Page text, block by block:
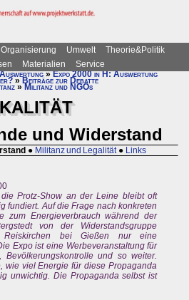
Organisierung Umwelt
Theorie&Politik
Materialien
Service
»Expo 2000 in H: Auswertung
» Beiträge zur Debatte
» Militanz und NGOs
und Widerstand
● Militanz und Legalität ● Links
Protz-Show an der Leine bleibt oft
fundiert. Auf die Frage nach konkreten
zum Energieverbrauch während der
von der Widerstandsgruppe
Reiskirchen bei Gießen nur eine
Expo ist eine Werbeveranstaltung für
Bevölkerungskontrolle und so weiter.
wie viel Energie für diese Propaganda
unwichtig. Die Propaganda selbst ist